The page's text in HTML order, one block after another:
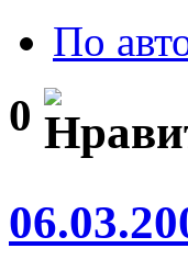
По
0